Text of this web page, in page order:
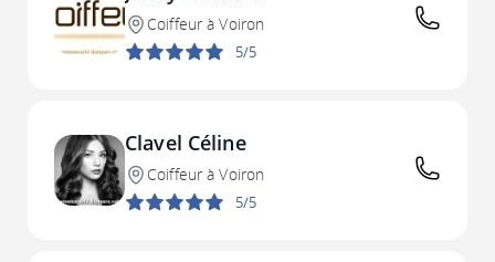
Coiffeur à Voiron
5/5
Clavel Céline
Coiffeur à Voiron
5/5